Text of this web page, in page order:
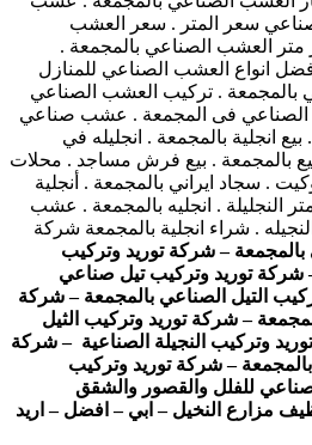
سعر المتر . سعر العشب
العشب الصناعي بالمجمعة .
انواع العشب الصناعي للمنازل
بالمجمعة . تركيب العشب الصناعي
الصناعي فى المجمعة . عشب صناعي
انجلية بالمجمعة . انجليله في
بالمجمعة . بيع فرش مساجد . محلات
. سجاد ايراني بالمجمعة . أنجلية
النجليلة . انجليه بالمجمعة . عشب
. شراء انجلية بالمجمعة شركة
– شركة توريد وتركيب
شركة توريد وتركيب تيل صناعي
التيل الصناعي بالمجمعة – شركة
– شركة توريد وتركيب الثيل
وتركيب النجيلة الصناعية – شركة
– شركة توريد وتركيب
للفلل والقصور والشقق
مزارع النخيل – ابي – افضل – اريد